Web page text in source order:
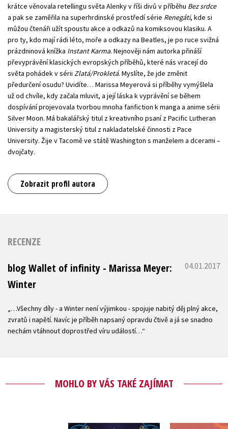
krátce věnovala retellingu světa Alenky v říši divů v příběhu Bez srdce
a pak se zaměřila na superhrdinské prostředí série Renegáti, kde si
můžou čtenáři užít spoustu akce a odkazů na komiksovou klasiku. A
pro ty, kdo mají rádi léto, moře a odkazy na Beatles, je po ruce svižná
prázdninová knížka Instant Karma. Nejnověji nám autorka přináší
převyprávění klasických evropských příběhů, které nás vracejí do
světa pohádek v sérii Zlatá/Prokletá. Myslíte, že jde změnit
předurčení osudu? Uvidíte… Marissa Meyerová si příběhy vymýšlela
už od chvíle, kdy začala mluvit, a její láska k vyprávění se během
dospívání projevovala tvorbou mnoha fanfiction k manga a anime sérii
Silver Moon. Má bakalářský titul z kreativního psaní z Pacific Lutheran
University a magisterský titul z nakladatelské činnosti z Pace
University. Žije v Tacomě ve státě Washington s manželem a dcerami –
dvojčaty.
Zobrazit profil autora
RECENZE
blog Wallet of infinity - Marissa Meyer:
Winter
04.01.2017
„…Všechny díly - a Winter není výjimkou - spojuje nabitý děj plný akce,
zvratů i napětí. Navíc je příběh napsaný opravdu čtivě a já se snadno
nechám vtáhnout doprostřed víru událostí…“
MOHLO BY VÁS TAKÉ ZAJÍMAT